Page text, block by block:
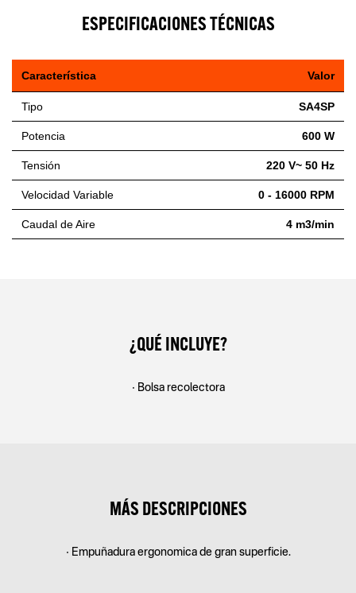
ESPECIFICACIONES TÉCNICAS
Característica Valor
Tipo SA4SP
Potencia 600 W
Tensión 220 V~ 50 Hz
Velocidad Variable 0 - 16000 RPM
Caudal de Aire 4 m3/min
¿QUÉ INCLUYE?
• Bolsa recolectora
MÁS DESCRIPCIONES
• Empuñadura ergonomica de gran superficie.